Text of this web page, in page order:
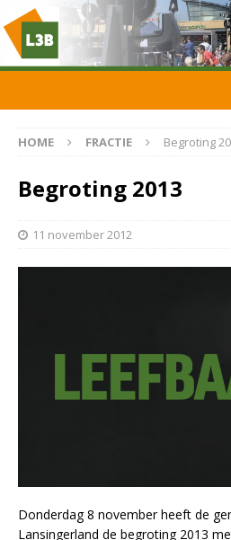
HOME FRACTIE Begroting
Begroting 2013
11 november 2012
Donderdag 8 november heeft de
Lansingerland de begroting 2013